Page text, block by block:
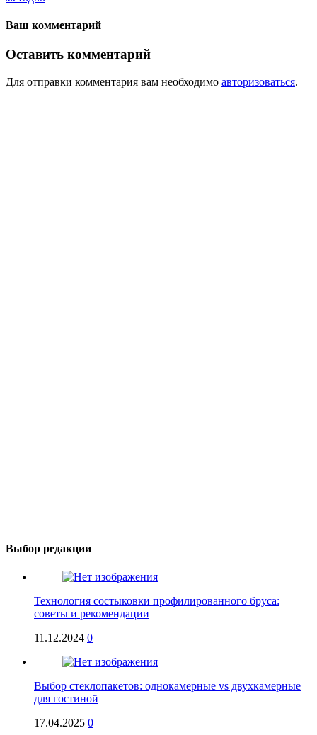
Ваш комментарий
Оставить комментарий
Для отправки комментария вам необходимо авторизоваться.
Выбор редакции
Технология состыковки профилированного бруса:
советы и рекомендации
11.12.2024 0
Выбор стеклопакетов: однокамерные vs двухкамерные
для гостиной
17.04.2025 0